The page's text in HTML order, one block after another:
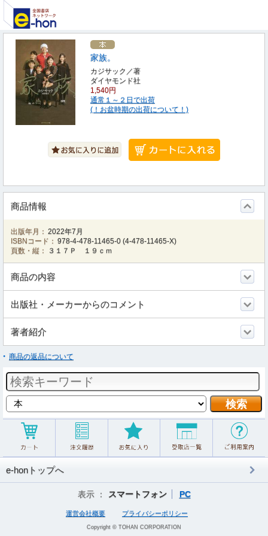
家族。
カジサック／著
ダイヤモンド社
1,540円
通常１～２日で出荷
(！お盆時期の出荷について！)
商品情報
出版年月： 2022年7月
ISBNコード： 978-4-478-11465-0 (4-478-11465-X)
頁数・縦：
３１７Ｐ １９ｃｍ
商品の内容
出版社・メーカーからのコメント
著者紹介
商品の返品について
e-honトップへ
表示 ： スマートフォン PC
運営会社概要 プライバシーポリシー
Copyright © TOHAN CORPORATION